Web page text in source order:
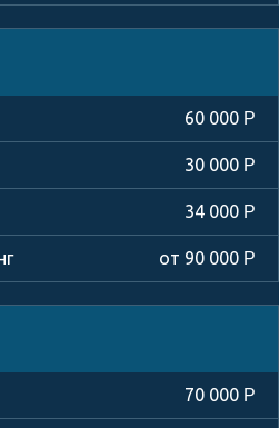
60 000 Р
30 000 Р
34 000 Р
от 90 000 Р
70 000 Р